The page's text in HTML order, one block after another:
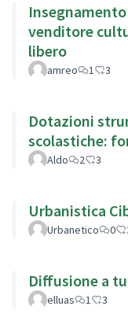
venditore
libero
amreo 1 3
Dotazioni
scolastiche:
Aldo 2 3
Urbanistica
Urbanetico 0
Diffusione a
elluas 1 3